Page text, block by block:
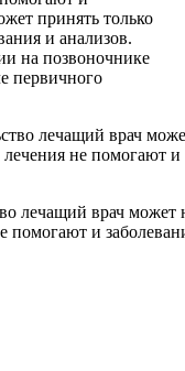
принять только
и анализов.
на позвоночнике
первичного
лечащий врач может
помогают и